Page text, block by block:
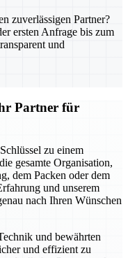
zuverlässigen Partner?
ersten Anfrage bis zum
und
Partner für
zu einem
gesamte Organisation,
dem Packen oder dem
und unserem
nach Ihren Wünschen
und bewährten
und effizient zu